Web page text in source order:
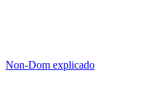
Non-Dom explicado